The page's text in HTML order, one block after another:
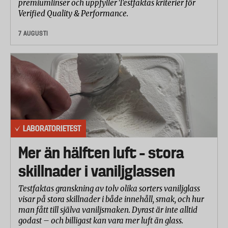
Enligt det internationella centret för
cancerforskning (IARC), som ingår i
världshälsoorganisationen (WHO), är
tobaksspecifika nitrosaminer ett av de främsta
cancerframkallande ämnena i tobaksprodukter.
Tungmetaller kan på lång sikt leda till en minskad
mental funktion och skada organ som lungor, lever
och njurar. Tungmetaller kan också orsaka cancer.
Det vita tobaksfria snuset innehåller avsevärt
mycket lägre nivåer av nitrosaminer och
tungmetaller jämfört med det traditionella
tobakssnuset.
Nikotinhalten
Nikotinhalten i tobaksfritt vitt snus varierar stort
mellan olika fabrikat och varianter. Urvalet i vår
undersökning ligger mellan ca 2,3 mg/portion till
premiumlinser och uppfyller Testfaktas kriterier för
Verified Quality & Performance.
7 AUGUSTI
LABORATORIETEST
Mer än hälften luft – stora
skillnader i vaniljglassen
Testfaktas granskning av tolv olika sorters vaniljglass
visar på stora skillnader i både innehåll, smak, och hur
man fått till själva vaniljsmaken. Dyrast är inte alltid
godast – och billigast kan vara mer luft än glass.